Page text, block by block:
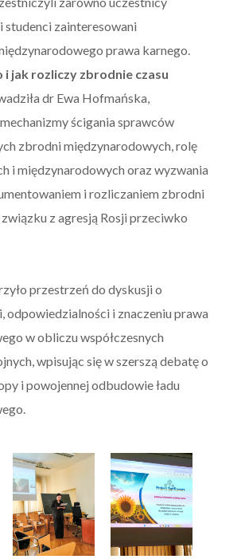
studenci zainteresowani
prawa karnego.
i jak rozliczy zbrodnie czasu
dr Ewa Hofmańska,
ścigania sprawców
zbrodni międzynarodowych, rolę
i międzynarodowych oraz wyzwania
i rozliczaniem zbrodni
związku z agresją Rosji przeciwko
przestrzeń do dyskusji o
odpowiedzialności i znaczeniu prawa
w obliczu współczesnych
wpisując się w szerszą debatę o
i powojennej odbudowie ładu